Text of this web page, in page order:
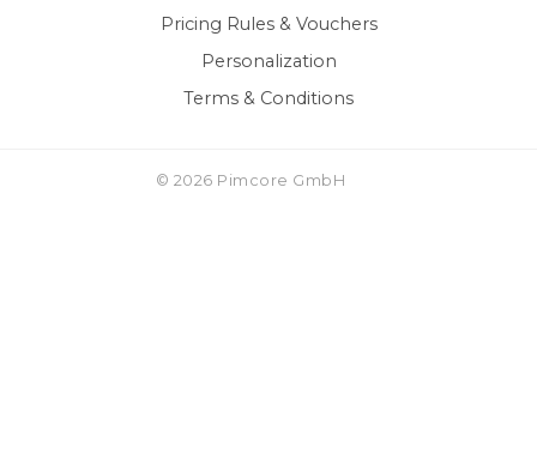
Pricing Rules & Vouchers
Personalization
Terms & Conditions
© 2026 Pimcore GmbH